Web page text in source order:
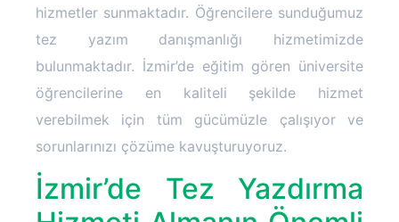
hizmetler sunmaktadır. Öğrencilere sunduğumuz
tez yazım danışmanlığı hizmetimizde
bulunmaktadır. İzmir’de eğitim gören üniversite
öğrencilerine en kaliteli şekilde hizmet
verebilmek için tüm gücümüzle çalışıyor ve
sorunlarınızı çözüme kavuşturuyoruz.
İzmir’de Tez Yazdırma